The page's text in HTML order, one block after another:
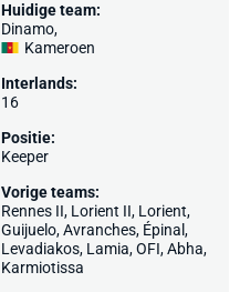
Huidige team:
Dinamo,
Kameroen
Interlands:
16
Positie:
Keeper
Vorige teams:
Rennes II, Lorient II, Lorient,
Guijuelo,Avranches, Épinal ,
Levadiakos, Lamia,OFI,Abha,
Karmiotissa